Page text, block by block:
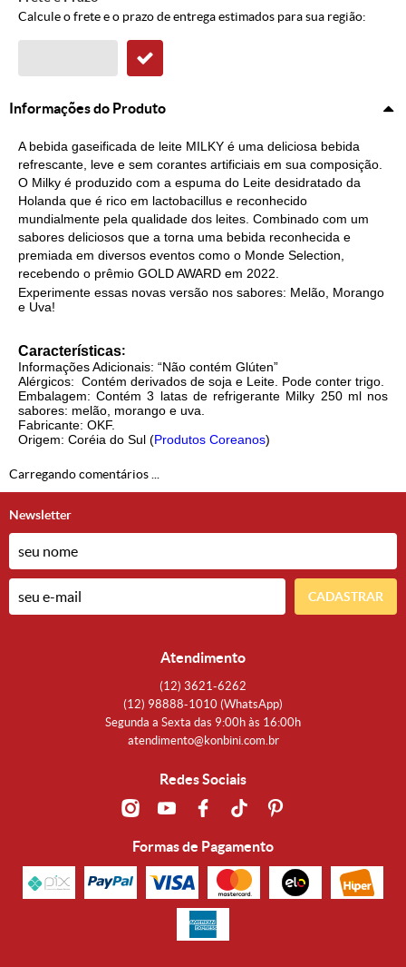
Calcule o frete e o prazo de entrega estimados para sua região:
Informações do Produto
A bebida gaseificada de leite MILKY é uma deliciosa bebida
refrescante, leve e sem corantes artificiais em sua composição.
O Milky é produzido com a espuma do Leite desidratado da
Holanda que é rico em lactobacillus e reconhecido
mundialmente pela qualidade dos leites. Combinado com um
sabores deliciosos que a torna uma bebida reconhecida e
premiada em diversos eventos como o Monde Selection,
recebendo o prêmio GOLD AWARD em 2022.
Experimente essas novas versão nos sabores: Melão, Morango
e Uva!
Características:
Informações Adicionais: “Não contém Glúten”
Alérgicos: Contém derivados de soja e Leite. Pode conter trigo.
Embalagem: Contém 3 latas de refrigerante Milky 250 ml nos
sabores: melão, morango e uva.
Fabricante: OKF.
Origem: Coréia do Sul (Produtos Coreanos)
Carregando comentários ...
Newsletter
CADASTRAR
Atendimento
(12) 3621-6262
(12) 98888-1010 (WhatsApp)
Segunda a Sexta das 9:00h às 16:00h
atendimento@konbini.com.br
Redes Sociais
Formas de Pagamento